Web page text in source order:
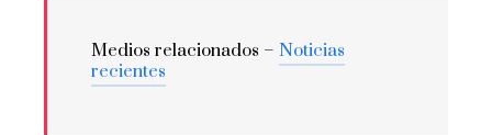
Medios relacionados – Noticias
recientes